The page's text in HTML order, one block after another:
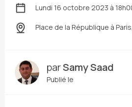
Lundi 16 octobre 2023 à
Place de la République à
parSamy Saad
Publié le